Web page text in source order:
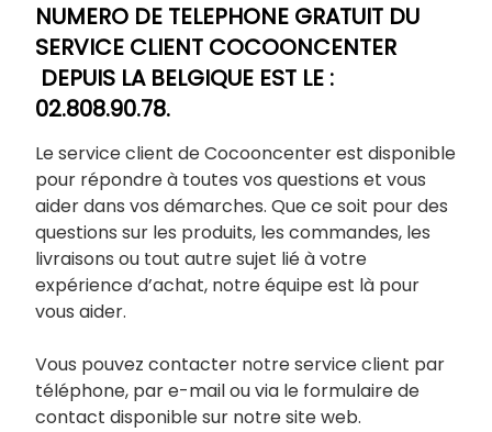
NUMERO DE TELEPHONE GRATUIT DU
SERVICE CLIENT COCOONCENTER
DEPUIS LA BELGIQUE EST LE :
02.808.90.78.
Le service client de Cocooncenter est disponible
pour répondre à toutes vos questions et vous
aider dans vos démarches. Que ce soit pour des
questions sur les produits, les commandes, les
livraisons ou tout autre sujet lié à votre
expérience d’achat, notre équipe est là pour
vous aider.
Vous pouvez contacter notre service client par
téléphone, par e-mail ou via le formulaire de
contact disponible sur notre site web.